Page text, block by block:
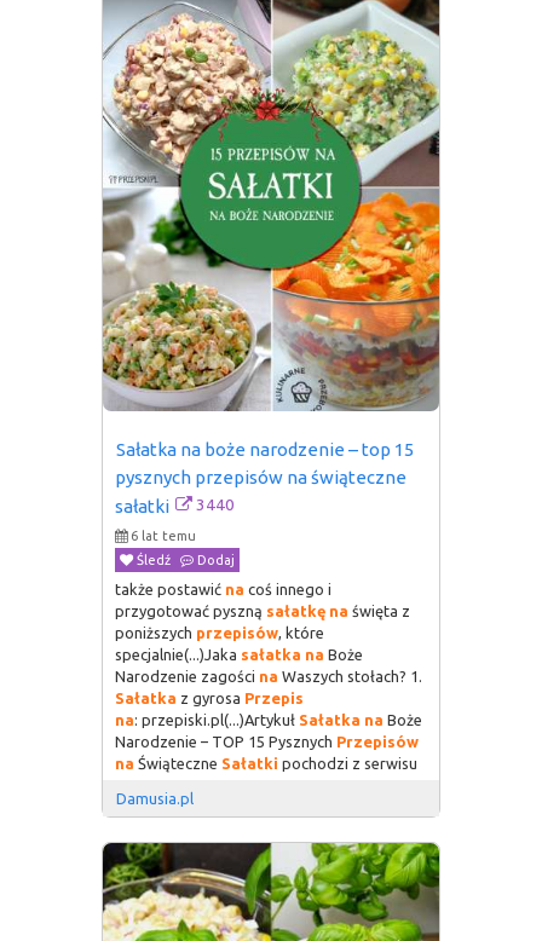
Sałatka na boże narodzenie – top 15
pysznych przepisów na świąteczne
sałatki
3440
6 lat temu
Śledź
Dodaj
także postawić na coś innego i
przygotować pyszną sałatkę na święta z
poniższych przepisów, które
specjalnie(...)Jaka sałatka na Boże
Narodzenie zagości na Waszych stołach? 1.
Sałatka z gyrosa Przepis
na: przepiski.pl(...)Artykuł Sałatka na Boże
Narodzenie – TOP 15 Pysznych Przepisów
na Świąteczne Sałatki pochodzi z serwisu
Damusia.pl